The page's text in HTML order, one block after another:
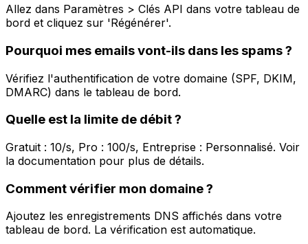
Allez dans Paramètres > Clés API dans votre tableau de
bord et cliquez sur 'Régénérer'.
Pourquoi mes emails vont-ils dans les spams ?
Vérifiez l'authentification de votre domaine (SPF, DKIM,
DMARC) dans le tableau de bord.
Quelle est la limite de débit ?
Gratuit : 10/s, Pro : 100/s, Entreprise : Personnalisé. Voir
la documentation pour plus de détails.
Comment vérifier mon domaine ?
Ajoutez les enregistrements DNS affichés dans votre
tableau de bord. La vérification est automatique.